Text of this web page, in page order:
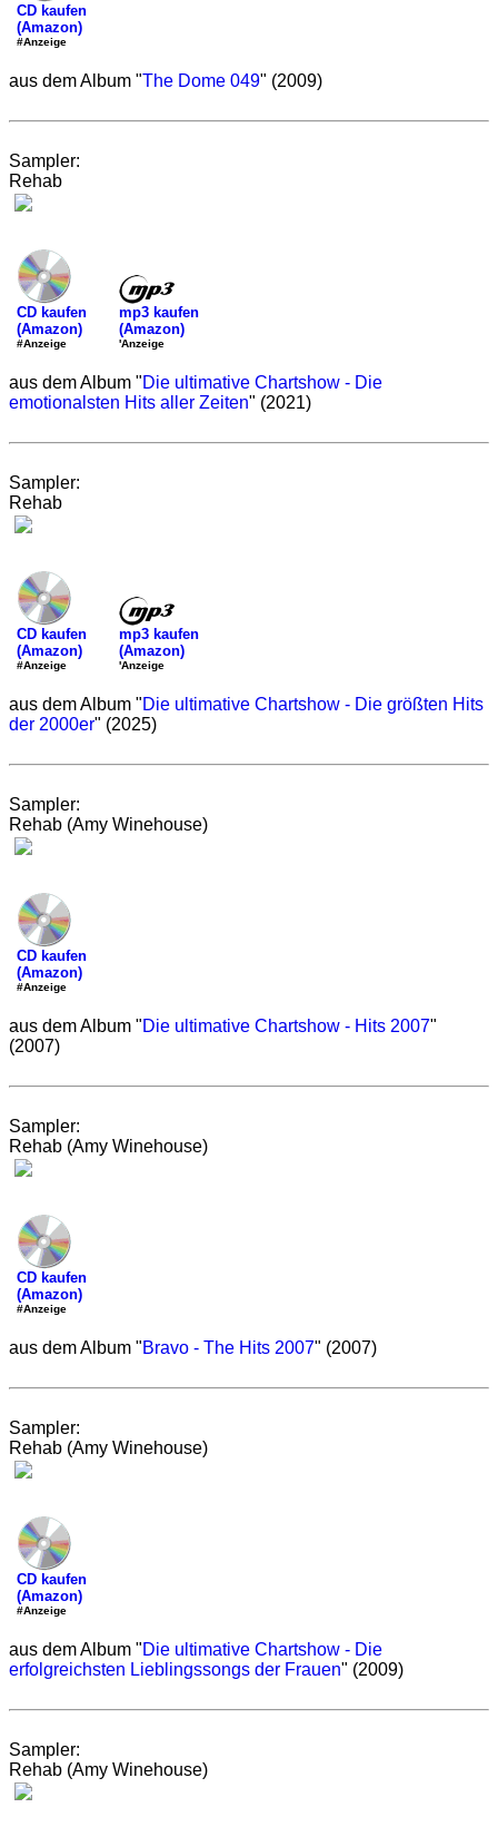
CD kaufen
(Amazon)
#Anzeige
aus dem Album "The Dome 049" (2009)
Sampler:
Rehab
CD kaufen
(Amazon)
#Anzeige
mp3 kaufen
(Amazon)
'Anzeige
aus dem Album "Die ultimative Chartshow - Die
emotionalsten Hits aller Zeiten" (2021)
Sampler:
Rehab
CD kaufen
(Amazon)
#Anzeige
mp3 kaufen
(Amazon)
'Anzeige
aus dem Album "Die ultimative Chartshow - Die größten Hits
der 2000er" (2025)
Sampler:
Rehab (Amy Winehouse)
CD kaufen
(Amazon)
#Anzeige
aus dem Album "Die ultimative Chartshow - Hits 2007"
(2007)
Sampler:
Rehab (Amy Winehouse)
CD kaufen
(Amazon)
#Anzeige
aus dem Album "Bravo - The Hits 2007" (2007)
Sampler:
Rehab (Amy Winehouse)
CD kaufen
(Amazon)
#Anzeige
aus dem Album "Die ultimative Chartshow - Die
erfolgreichsten Lieblingssongs der Frauen" (2009)
Sampler:
Rehab (Amy Winehouse)